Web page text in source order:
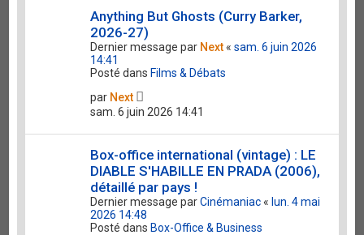
Anything But Ghosts (Curry Barker,
2026-27)
Dernier message par Next«sam. 6 juin 2026
14:41
Posté dans Films & Débats
par Next
sam. 6 juin 2026 14:41
Box-office international (vintage) : LE
DIABLE S'HABILLE EN PRADA (2006),
détaillé par pays !
Dernier message parCinémaniac« lun. 4 mai
2026 14:48
Posté dans Box-Office & Business